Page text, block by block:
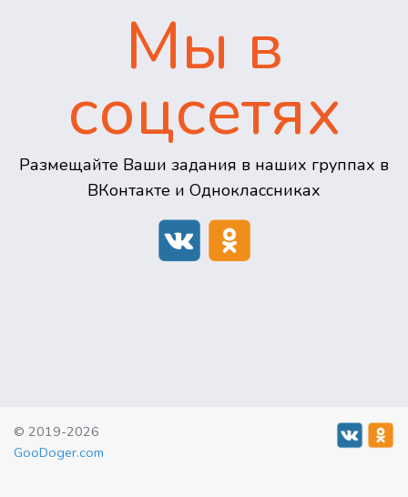
Мы в
соцсетях
Размещайте Ваши задания в наших группах в
ВКонтакте и Одноклассниках
© 2019-2026
GooDoger.com